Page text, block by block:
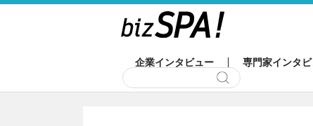
企業インタビュー 専門家インタ